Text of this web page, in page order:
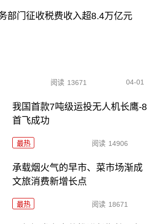
部门征收税费收入超8.4万亿元
阅读 13671 04-01
我国首款7吨级运投无人机长鹰-8
首飞成功
最热 阅读 14906
承载烟火气的早市、菜市场渐成
文旅消费新增长点
最热 阅读 18671